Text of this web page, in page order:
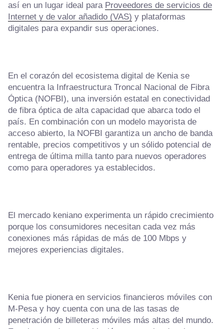
así en un lugar ideal para Proveedores de servicios de
Internet y de valor añadido (VAS) y plataformas
digitales para expandir sus operaciones.
En el corazón del ecosistema digital de Kenia se
encuentra la Infraestructura Troncal Nacional de Fibra
Óptica (NOFBI), una inversión estatal en conectividad
de fibra óptica de alta capacidad que abarca todo el
país. En combinación con un modelo mayorista de
acceso abierto, la NOFBI garantiza un ancho de banda
rentable, precios competitivos y un sólido potencial de
entrega de última milla tanto para nuevos operadores
como para operadores ya establecidos.
El mercado keniano experimenta un rápido crecimiento
porque los consumidores necesitan cada vez más
conexiones más rápidas de más de 100 Mbps y
mejores experiencias digitales.
Kenia fue pionera en servicios financieros móviles con
M-Pesa y hoy cuenta con una de las tasas de
penetración de billeteras móviles más altas del mundo.